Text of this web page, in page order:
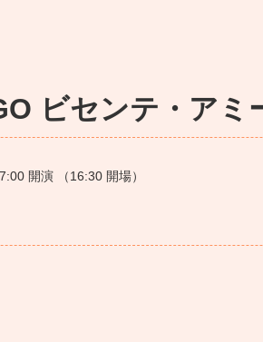
ビセンテ・アミ
開演 （16:30 開場）